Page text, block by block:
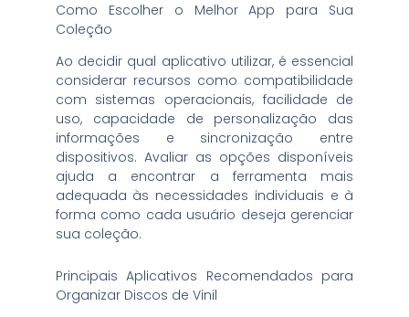
Como Escolher o Melhor App para Sua
Coleção
Ao decidir qual aplicativo utilizar, é essencial
considerar recursos como compatibilidade
com sistemas operacionais, facilidade de
uso, capacidade de personalização das
informações e sincronização entre
dispositivos. Avaliar as opções disponíveis
ajuda a encontrar a ferramenta mais
adequada às necessidades individuais e à
forma como cada usuário deseja gerenciar
sua coleção.
Principais Aplicativos Recomendados para
Organizar Discos de Vinil